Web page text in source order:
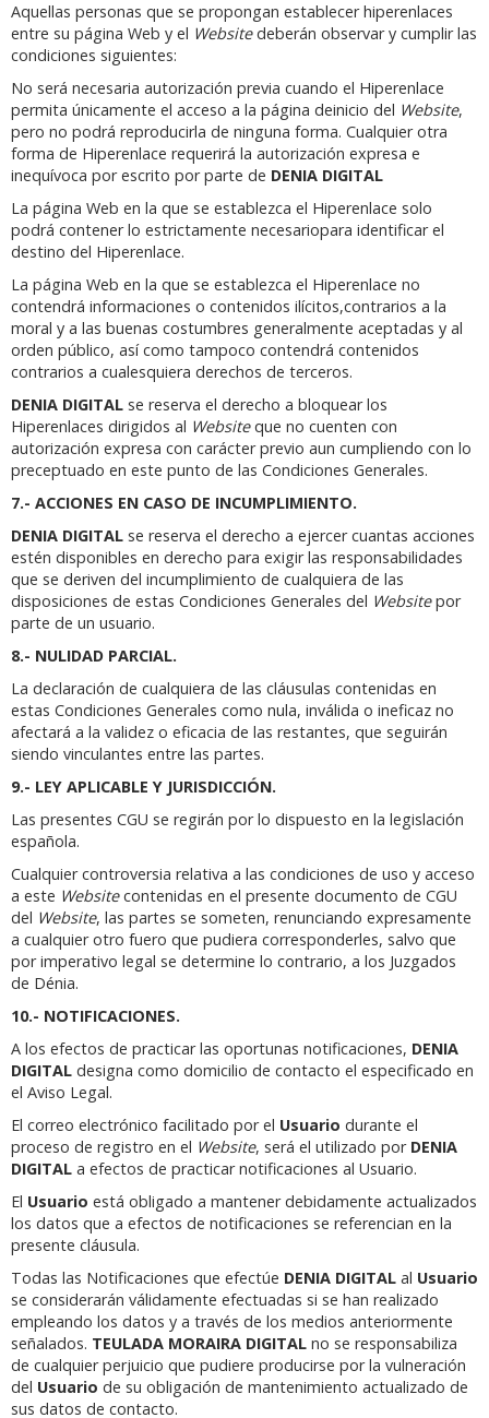
Aquellas personas que se propongan establecer hiperenlaces
entre su página Web y el Websitedeberán observar y cumplir las
condiciones siguientes:
No será necesaria autorización previa cuando el Hiperenlace
permita únicamente el acceso a la página deinicio del Website,
pero no podrá reproducirla de ninguna forma. Cualquier otra
forma de Hiperenlace requerirá la autorización expresa e
inequívoca por escrito por parte de DENIA DIGITAL
La página Web en la que se establezca el Hiperenlace solo
podrá contener lo estrictamente necesariopara identificar el
destino del Hiperenlace.
La página Web en la que se establezca el Hiperenlace no
contendrá informaciones o contenidos ilícitos,contrarios a la
moral y a las buenas costumbres generalmente aceptadas y al
orden público, así como tampoco contendrá contenidos
contrarios a cualesquiera derechos de terceros.
DENIA DIGITAL se reserva el derecho a bloquear los
Hiperenlaces dirigidos al Websiteque no cuenten con
autorización expresa con carácter previo aun cumpliendo con lo
preceptuado en este punto de las Condiciones Generales.
7.- ACCIONES EN CASO DE INCUMPLIMIENTO.
DENIA DIGITAL se reserva el derecho a ejercer cuantas acciones
estén disponibles en derecho para exigir las responsabilidades
que se deriven del incumplimiento de cualquiera de las
disposiciones de estas Condiciones Generales del Websitepor
parte de un usuario.
8.- NULIDAD PARCIAL.
La declaración de cualquiera de las cláusulas contenidas en
estas Condiciones Generales como nula, inválida o ineficaz no
afectará a la validez o eficacia de las restantes, que seguirán
siendo vinculantes entre las partes.
9.- LEY APLICABLE Y JURISDICCIÓN.
Las presentes CGU se regirán por lo dispuesto en la legislación
española.
Cualquier controversia relativa a las condiciones de uso y acceso
a este Websitecontenidas en el presente documento de CGU
del Website, las partes se someten, renunciando expresamente
a cualquier otro fuero que pudiera corresponderles, salvo que
por imperativo legal se determine lo contrario, a los Juzgados
de Dénia.
10.- NOTIFICACIONES.
A los efectos de practicar las oportunas notificaciones, DENIA
DIGITAL designa como domicilio de contacto el especificado en
el Aviso Legal.
El correo electrónico facilitado por el Usuario durante el
proceso de registro en el Website, será el utilizado por DENIA
DIGITAL a efectos de practicar notificaciones al Usuario.
El Usuario está obligado a mantener debidamente actualizados
los datos que a efectos de notificaciones se referencian en la
presente cláusula.
Todas las Notificaciones que efectúe DENIA DIGITAL al Usuario
se considerarán válidamente efectuadas si se han realizado
empleando los datos y a través de los medios anteriormente
señalados. TEULADA MORAIRA DIGITAL no se responsabiliza
de cualquier perjuicio que pudiere producirse por la vulneración
del Usuario de su obligación de mantenimiento actualizado de
sus datos de contacto.